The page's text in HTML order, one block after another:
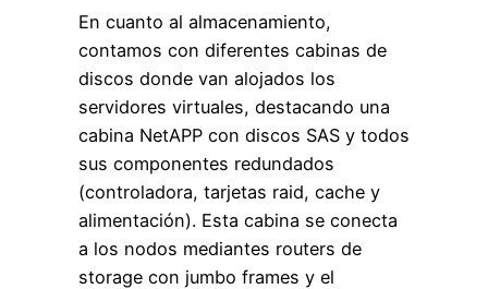
En cuanto al almacenamiento,
contamos con diferentes cabinas de
discos donde van alojados los
servidores virtuales, destacando una
cabina NetAPP con discos SAS y todos
sus componentes redundados
(controladora, tarjetas raid, cache y
alimentación). Esta cabina se conecta
a los nodos mediantes routers de
storage con jumbo frames y el